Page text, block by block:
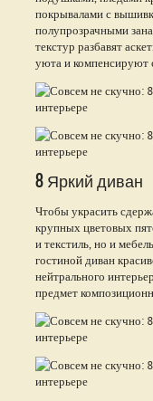
покрывалами с
полупрозрачными
текстур разбавят
уюта и компенсируют
8 Яркий диван
Чтобы украсить
крупных цветовых
и текстиль, но и
гостиной диван
нейтрального
предмет